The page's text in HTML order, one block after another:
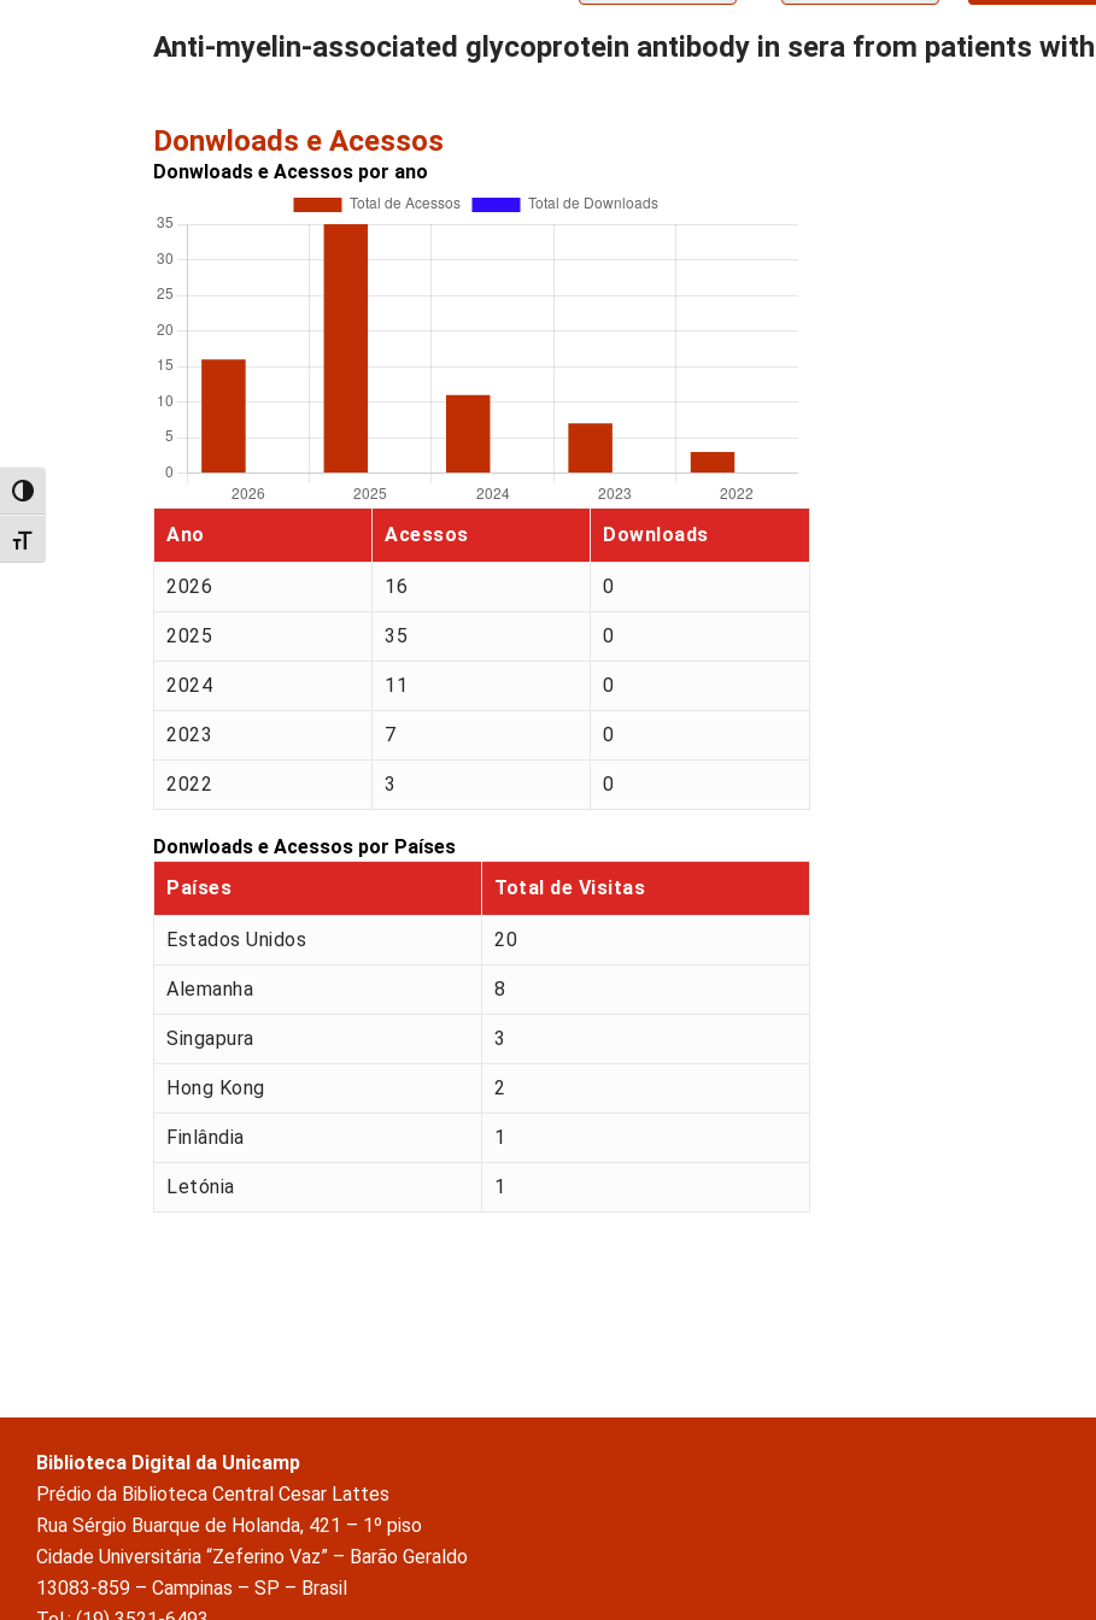
Alternar alto contraste
Alternar tamanho da fonte
Anti-myelin-associated glycoprotein antibody in sera from patients
Donwloads e Acessos
Donwloads e Acessos por ano
Ano Acessos Downloads
2026 16 0
2025 35 0
2024 11 0
2023 7 0
2022 3 0
Donwloads e Acessos por Países
Países
Total de Visitas
Estados Unidos 20
Alemanha 8
Singapura 3
Hong Kong 2
Finlândia 1
Letónia 1
Biblioteca Digital da Unicamp
Prédio da Biblioteca Central Cesar Lattes
Rua Sérgio Buarque de Holanda, 421 – 1º piso
Cidade Universitária “Zeferino Vaz” – Barão Geraldo
13083-859 – Campinas – SP – Brasil